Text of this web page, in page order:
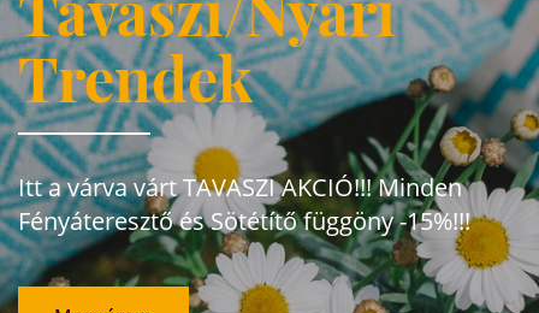
Trendek
Itt a várva várt TAVASZI AKCIÓ!!! Minden
Fényáteresztő és Sötétítő függöny -15%!!!